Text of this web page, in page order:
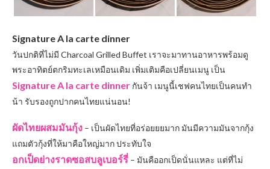
Signature A la carte dinner
วันปกติที่ไม่มี Charcoal Grilled Buffet เราจะมาทานอาหารพร้อมดู
พระอาทิตย์ตกริมทะเลเหมือนเดิม เพิ่มเติมคือเปลี่ยนเมนู เป็น
Signature A la carte dinner กันจ้า เมนูนี้เชฟคนไทยเป็นคนทำ
น้า รับรองถูกปากคนไทยแน่นอน!
ผัดไทยผสมมันกุ้ง – เป็นผัดไทยที่อร่อยยยมาก มันมีความมันจากกุ้ง
แถมตัวกุ้งที่ให้มาคือใหญ่มาก ประทับใจ
อกเป็ดย่างราดซอสบลูเบอร์รี่ – มันคืออกเป็ดนั่นแหละ แต่ที่ไม่